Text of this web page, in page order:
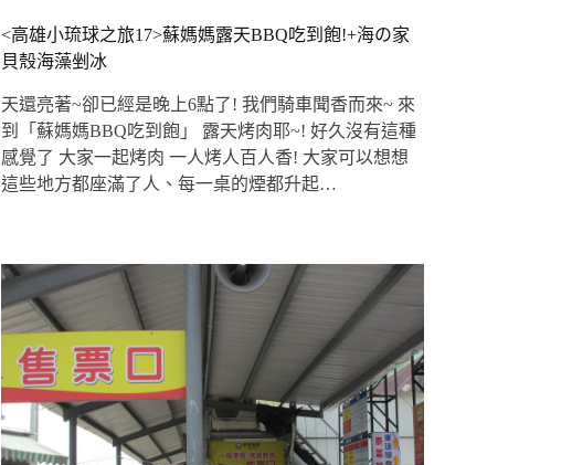
<高雄小琉球之旅17>蘇媽媽露天BBQ吃到飽!+海の家
貝殼海藻剉冰
天還亮著~卻已經是晚上6點了! 我們騎車聞香而來~ 來
到「蘇媽媽BBQ吃到飽」 露天烤肉耶~! 好久沒有這種
感覺了 大家一起烤肉 一人烤人百人香! 大家可以想想
這些地方都座滿了人、每一桌的煙都升起…